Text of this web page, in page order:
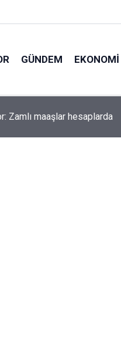
GÜNDEM EKONOMI
Zamlı maaşlar hesaplarda